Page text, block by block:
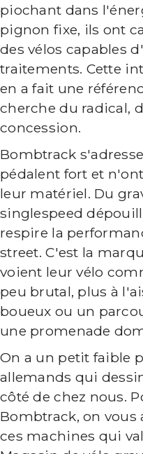
piochant dans
pignon fixe, ils ont
des vélos capables
traitements. Cette
en a fait une
cherche du radical,
concession.
Bombtrack
pédalent fort et
leur matériel. Du
singlespeed
respire la
street. C'est la
voient leur vélo
peu brutal, plus à
boueux ou un
une promenade
On a un petit faible
allemands qui
côté de chez nous.
Bombtrack, on
ces machines qui